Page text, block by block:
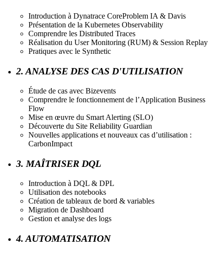
Introduction à Dynatrace CoreProblem IA & Davis
Présentation de la Kubernetes Observability
Comprendre les Distributed Traces
Réalisation du User Monitoring (RUM) & Session Replay
Pratiques avec le Synthetic
2. ANALYSE DES CAS D'UTILISATION
Étude de cas avec Bizevents
Comprendre le fonctionnement de l’Application Business
Flow
Mise en œuvre du Smart Alerting (SLO)
Découverte du Site Reliability Guardian
Nouvelles applications et nouveaux cas d’utilisation :
CarbonImpact
3. MAÎTRISER DQL
Introduction à DQL & DPL
Utilisation des notebooks
Création de tableaux de bord & variables
Migration de Dashboard
Gestion et analyse des logs
4. AUTOMATISATION